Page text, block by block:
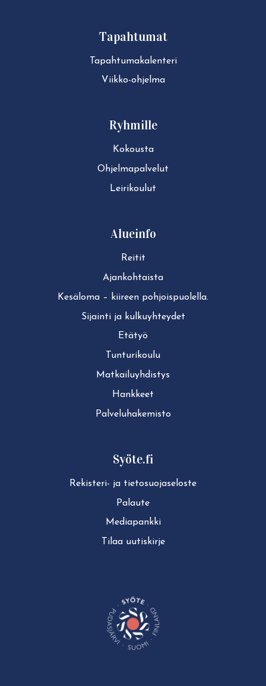
Tapahtumat
Ta­pah­tu­ma­ka­len­te­ri
Viikko-ohjelma
Ryhmille
Kokousta
Ohjelmapalvelut
Leirikoulut
Alueinfo
Reitit
Ajan­koh­tais­ta
Kesäloma – kiireen pohjoispuolella.
Sijainti ja kul­ku­yh­tey­det
Etätyö
Tun­tu­ri­kou­lu
Mat­kai­lu­yh­dis­tys
Hankkeet
Pal­ve­lu­ha­ke­mis­to
Syöte.fi
Rekisteri- ja tie­to­suo­ja­se­los­te
Palaute
Mediapankki
Tilaa uutiskirje